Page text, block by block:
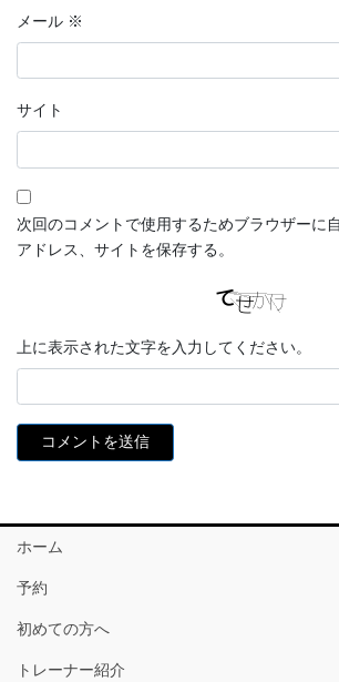
メール ※
サイト
次回のコメントで使用するためブラウザーに
アドレス、サイトを保存する。
上に表示された文字を入力してください。
ホーム
予約
初めての方へ
トレーナー紹介